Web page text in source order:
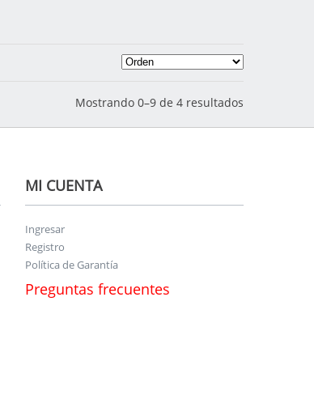
Mostrando 0–9 de 4 resultados
MI CUENTA
Ingresar
Registro
Política de Garantía
Preguntas frecuentes